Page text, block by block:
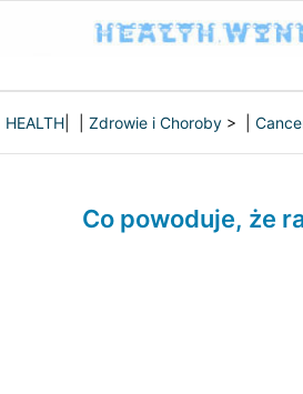
HEALTH Zdrowie i Choroby > |
Co powoduje, że